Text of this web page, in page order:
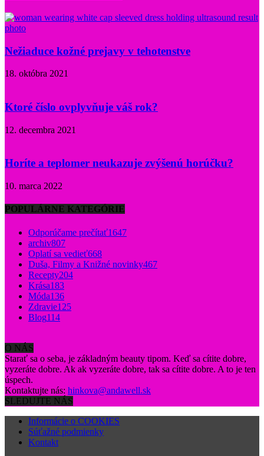
Nežiaduce kožné prejavy v tehotenstve
18. októbra 2021
Ktoré číslo ovplyvňuje váš rok?
12. decembra 2021
Horíte a teplomer neukazuje zvýšenú horúčku?
10. marca 2022
POPULÁRNE KATEGÓRIE
Odporúčame prečítať1647
archiv807
Oplatí sa vedieť668
Duša, Filmy a Knižné novinky467
Recepty204
Krása183
Móda136
Zdravie125
Blog114
O NÁS
Starať sa o seba, je základným beauty tipom. Keď sa cítite dobre,
vyzeráte dobre. Ak ak vyzeráte dobre, tak sa cítite dobre. A to je ten
úspech.
Kontaktujte nás: hinkova@andawell.sk
SLEDUJTE NÁS
Informácie o COOKIES
Súťažné podmienky
Kontakt